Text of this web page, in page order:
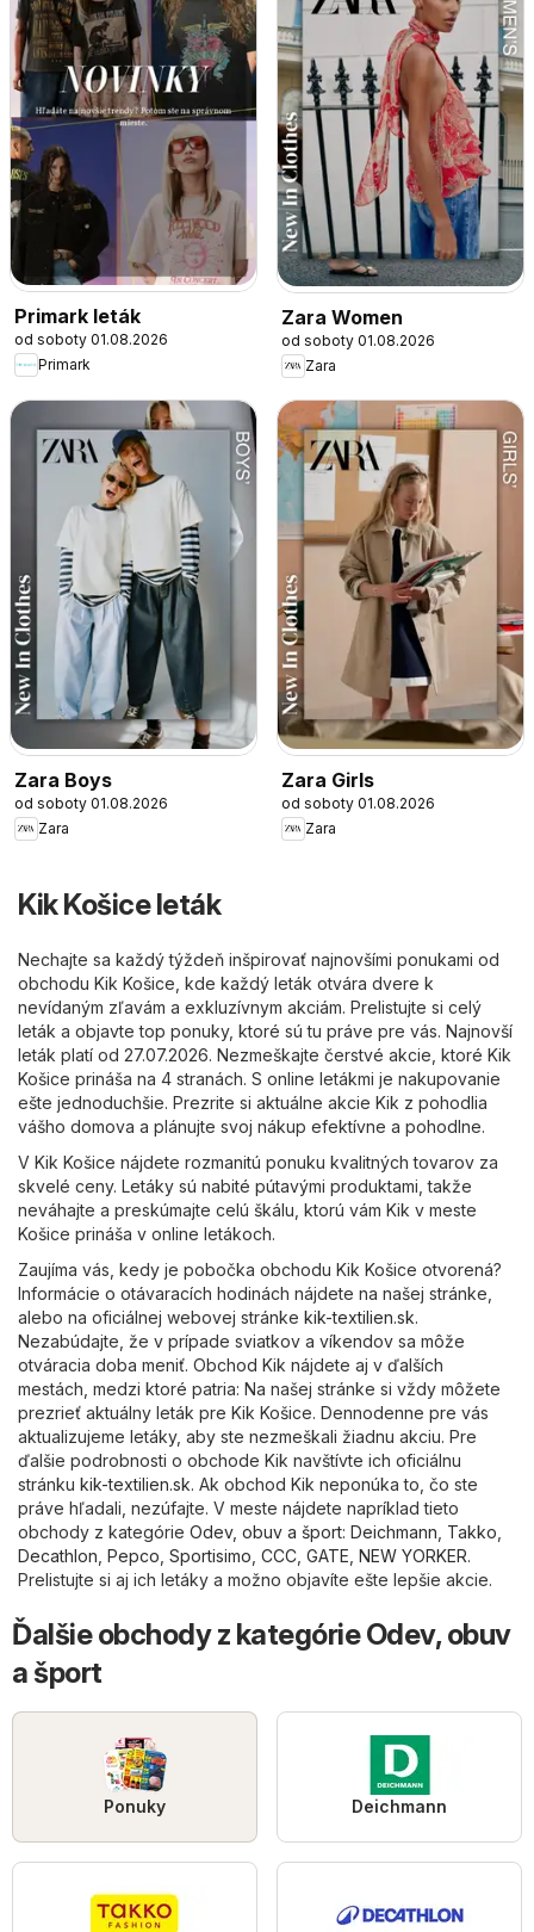
Primark leták
od soboty 01.08.2026
Primark
Zara Women
od soboty 01.08.2026
Zara
Zara Boys
od soboty 01.08.2026
Zara
Zara Girls
od soboty 01.08.2026
Zara
Kik Košice leták
Nechajte sa každý týždeň inšpirovať najnovšími ponukami od
obchodu Kik Košice, kde každý leták otvára dvere k
nevídaným zľavám a exkluzívnym akciám. Prelistujte si celý
leták a objavte top ponuky, ktoré sú tu práve pre vás. Najnovší
leták platí od 27.07.2026. Nezmeškajte čerstvé akcie, ktoré Kik
Košice prináša na 4 stranách. S online letákmi je nakupovanie
ešte jednoduchšie. Prezrite si aktuálne akcie Kik z pohodlia
vášho domova a plánujte svoj nákup efektívne a pohodlne.
V Kik Košice nájdete rozmanitú ponuku kvalitných tovarov za
skvelé ceny. Letáky sú nabité pútavými produktami, takže
neváhajte a preskúmajte celú škálu, ktorú vám Kik v meste
Košice prináša v online letákoch.
Zaujíma vás, kedy je pobočka obchodu Kik Košice otvorená?
Informácie o otávaracích hodinách nájdete na našej stránke,
alebo na oficiálnej webovej stránke kik-textilien.sk.
Nezabúdajte, že v prípade sviatkov a víkendov sa môže
otváracia doba meniť. Obchod Kik nájdete aj v ďalších
mestách, medzi ktoré patria: Na našej stránke si vždy môžete
prezrieť aktuálny leták pre Kik Košice. Dennodenne pre vás
aktualizujeme letáky, aby ste nezmeškali žiadnu akciu. Pre
ďalšie podrobnosti o obchode Kik navštívte ich oficiálnu
stránku kik-textilien.sk. Ak obchod Kik neponúka to, čo ste
práve hľadali, nezúfajte. V meste nájdete napríklad tieto
obchody z kategórie Odev, obuv a šport: Deichmann Takko
Decathlon Pepco Sportisimo CCC GATE NEW YORKER.
Prelistujte si aj ich letáky a možno objavíte ešte lepšie akcie.
Ďalšie obchody z kategórie Odev, obuv
a šport
Ponuky Deichmann